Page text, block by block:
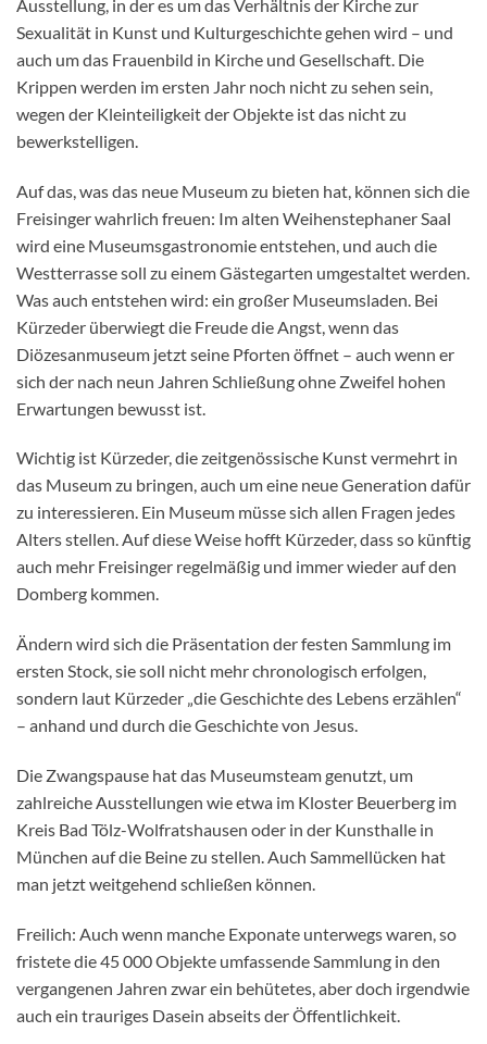
Ausstellung, in der es um das Verhältnis der Kirche zur
Sexualität in Kunst und Kulturgeschichte gehen wird – und
auch um das Frauenbild in Kirche und Gesellschaft. Die
Krippen werden im ersten Jahr noch nicht zu sehen sein,
wegen der Kleinteiligkeit der Objekte ist das nicht zu
bewerkstelligen.
Auf das, was das neue Museum zu bieten hat, können sich die
Freisinger wahrlich freuen: Im alten Weihenstephaner Saal
wird eine Museumsgastronomie entstehen, und auch die
Westterrasse soll zu einem Gästegarten umgestaltet werden.
Was auch entstehen wird: ein großer Museumsladen. Bei
Kürzeder überwiegt die Freude die Angst, wenn das
Diözesanmuseum jetzt seine Pforten öffnet – auch wenn er
sich der nach neun Jahren Schließung ohne Zweifel hohen
Erwartungen bewusst ist.
Wichtig ist Kürzeder, die zeitgenössische Kunst vermehrt in
das Museum zu bringen, auch um eine neue Generation dafür
zu interessieren. Ein Museum müsse sich allen Fragen jedes
Alters stellen. Auf diese Weise hofft Kürzeder, dass so künftig
auch mehr Freisinger regelmäßig und immer wieder auf den
Domberg kommen.
Ändern wird sich die Präsentation der festen Sammlung im
ersten Stock, sie soll nicht mehr chronologisch erfolgen,
sondern laut Kürzeder „die Geschichte des Lebens erzählen“
– anhand und durch die Geschichte von Jesus.
Die Zwangspause hat das Museumsteam genutzt, um
zahlreiche Ausstellungen wie etwa im Kloster Beuerberg im
Kreis Bad Tölz-Wolfratshausen oder in der Kunsthalle in
München auf die Beine zu stellen. Auch Sammellücken hat
man jetzt weitgehend schließen können.
Freilich: Auch wenn manche Exponate unterwegs waren, so
fristete die 45 000 Objekte umfassende Sammlung in den
vergangenen Jahren zwar ein behütetes, aber doch irgendwie
auch ein trauriges Dasein abseits der Öffentlichkeit.